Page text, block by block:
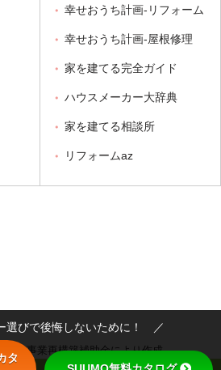
幸せおうち計画-リフォーム
幸せおうち計画-屋根修理
家を建てる完全ガイド
ハウスメーカー大辞典
家を建てる相談所
リフォームaz
補正 事業再構築補助金により作成
選びで後悔しないために！ ／
タ